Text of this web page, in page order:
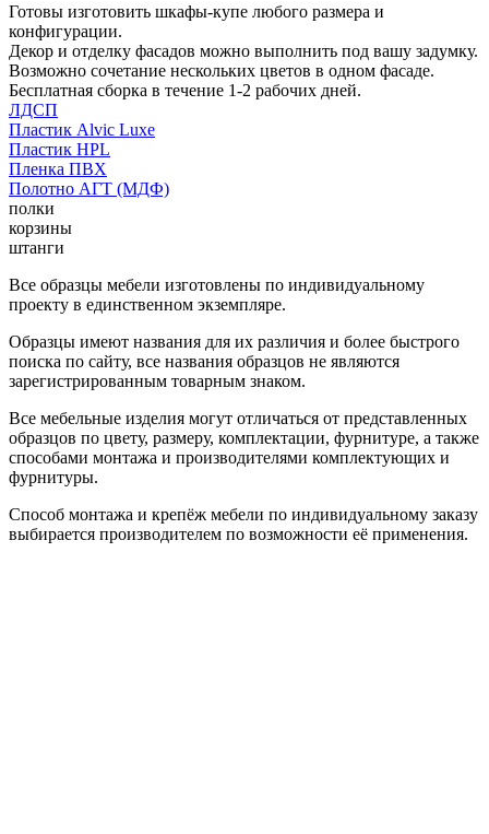
Готовы изготовить шкафы-купе любого размера и
конфигурации.
Декор и отделку фасадов можно выполнить под вашу задумку.
Возможно сочетание нескольких цветов в одном фасаде.
Бесплатная сборка в течение 1-2 рабочих дней.
ЛДСП
Пластик Alvic Luxe
Пластик HPL
Пленка ПВХ
Полотно АГТ (МДФ)
полки
корзины
штанги
Все образцы мебели изготовлены по индивидуальному
проекту в единственном экземпляре.
Образцы имеют названия для их различия и более быстрого
поиска по сайту, все названия образцов не являются
зарегистрированным товарным знаком.
Все мебельные изделия могут отличаться от представленных
образцов по цвету, размеру, комплектации, фурнитуре, а также
способами монтажа и производителями комплектующих и
фурнитуры.
Способ монтажа и крепёж мебели по индивидуальному заказу
выбирается производителем по возможности её применения.